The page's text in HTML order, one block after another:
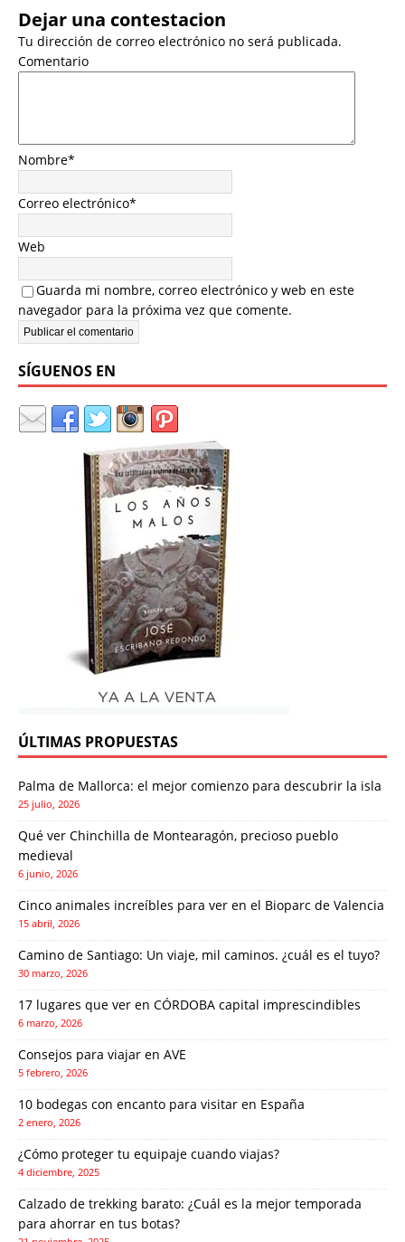
Dejar una contestacion
Tu dirección de correo electrónico no será publicada.
Comentario
Nombre*
Correo electrónico*
Web
Guarda mi nombre, correo electrónico y web en este
navegador para la próxima vez que comente.
SÍGUENOS EN
ÚLTIMAS PROPUESTAS
Palma de Mallorca: el mejor comienzo para descubrir la isla
25 julio, 2026
Qué ver Chinchilla de Montearagón, precioso pueblo
medieval
6 junio, 2026
Cinco animales increíbles para ver en el Bioparc de Valencia
15 abril, 2026
Camino de Santiago: Un viaje, mil caminos. ¿cuál es el tuyo?
30 marzo, 2026
17 lugares que ver en CÓRDOBA capital imprescindibles
6 marzo, 2026
Consejos para viajar en AVE
5 febrero, 2026
10 bodegas con encanto para visitar en España
2 enero, 2026
¿Cómo proteger tu equipaje cuando viajas?
4 diciembre, 2025
Calzado de trekking barato: ¿Cuál es la mejor temporada
para ahorrar en tus botas?